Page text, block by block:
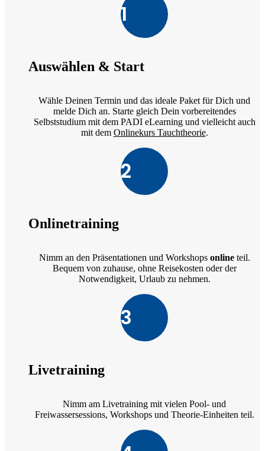
1
Auswählen & Start
Wähle Deinen Termin und das ideale Paket für Dich und
melde Dich an. Starte gleich Dein vorbereitendes
Selbststudium mit dem PADI eLearning und vielleicht auch
mit dem Onlinekurs Tauchtheorie.
2
Onlinetraining
Nimm an den Präsentationen und Workshops onlineteil.
Bequem von zuhause, ohne Reisekosten oder der
Notwendigkeit, Urlaub zu nehmen.
3
Livetraining
Nimm am Livetraining mit vielen Pool- und
Freiwassersessions, Workshops und Theorie-Einheiten teil.